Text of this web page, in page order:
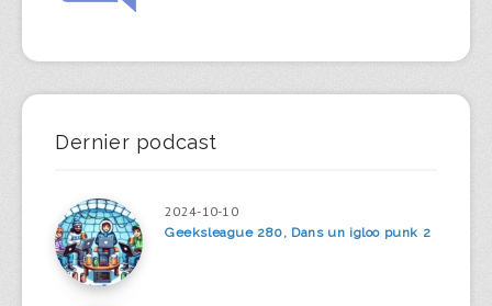
Dernier podcast
2024-10-10
Geeksleague 280, Dans un igloo punk 2